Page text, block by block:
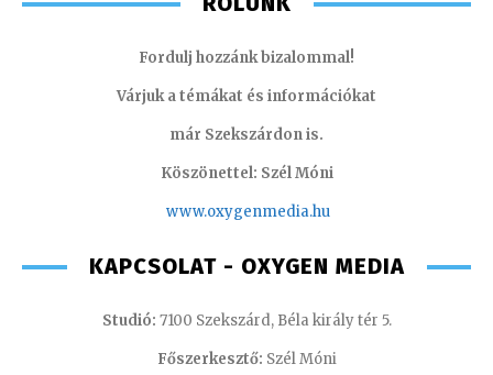
Fordulj hozzánk bizalommal!
Várjuk a témákat és információkat
már Szekszárdon is.
Köszönettel: Szél Móni
www.oxygenmedia.hu
KAPCSOLAT - OXYGEN MEDIA
Studió: 7100 Szekszárd, Béla király tér 5.
Főszerkesztő: Szél Móni